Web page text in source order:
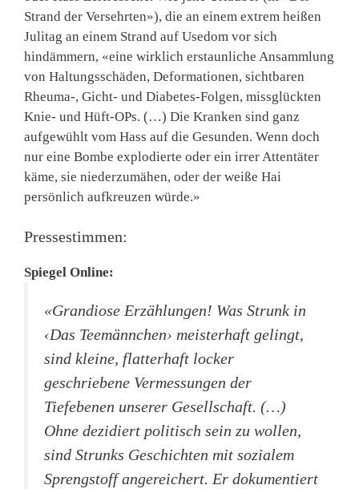
Strand der Versehrten»), die an einem extrem heißen
Julitag an einem Strand auf Usedom vor sich
hindämmern, «eine wirklich erstaunliche Ansammlung
von Haltungsschäden, Deformationen, sichtbaren
Rheuma-, Gicht- und Diabetes-Folgen, missglückten
Knie- und Hüft-OPs. (…) Die Kranken sind ganz
aufgewühlt vom Hass auf die Gesunden. Wenn doch
nur eine Bombe explodierte oder ein irrer Attentäter
käme, sie niederzumähen, oder der weiße Hai
persönlich aufkreuzen würde.»
Pressestimmen:
Spiegel Online:
«Grandiose Erzählungen! Was Strunk in
‹Das Teemännchen› meisterhaft gelingt,
sind kleine, flatterhaft locker
geschriebene Vermessungen der
Tiefebenen unserer Gesellschaft. (…)
Ohne dezidiert politisch sein zu wollen,
sind Strunks Geschichten mit sozialem
Sprengstoff angereichert. Er dokumentiert